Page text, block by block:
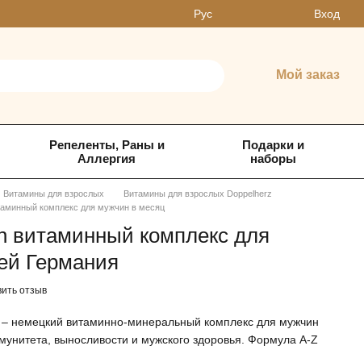
Рус Вход
Мой заказ
Репеленты, Раны и
Аллергия
Подарки и
наборы
Витамины для взрослых
Витамины для взрослых Doppelherz
комплекс для мужчин в месяц
витаминный комплекс для
Германия
отзыв
немецкий витаминно-минеральный комплекс для мужчин
выносливости и мужского здоровья. Формула A-Z